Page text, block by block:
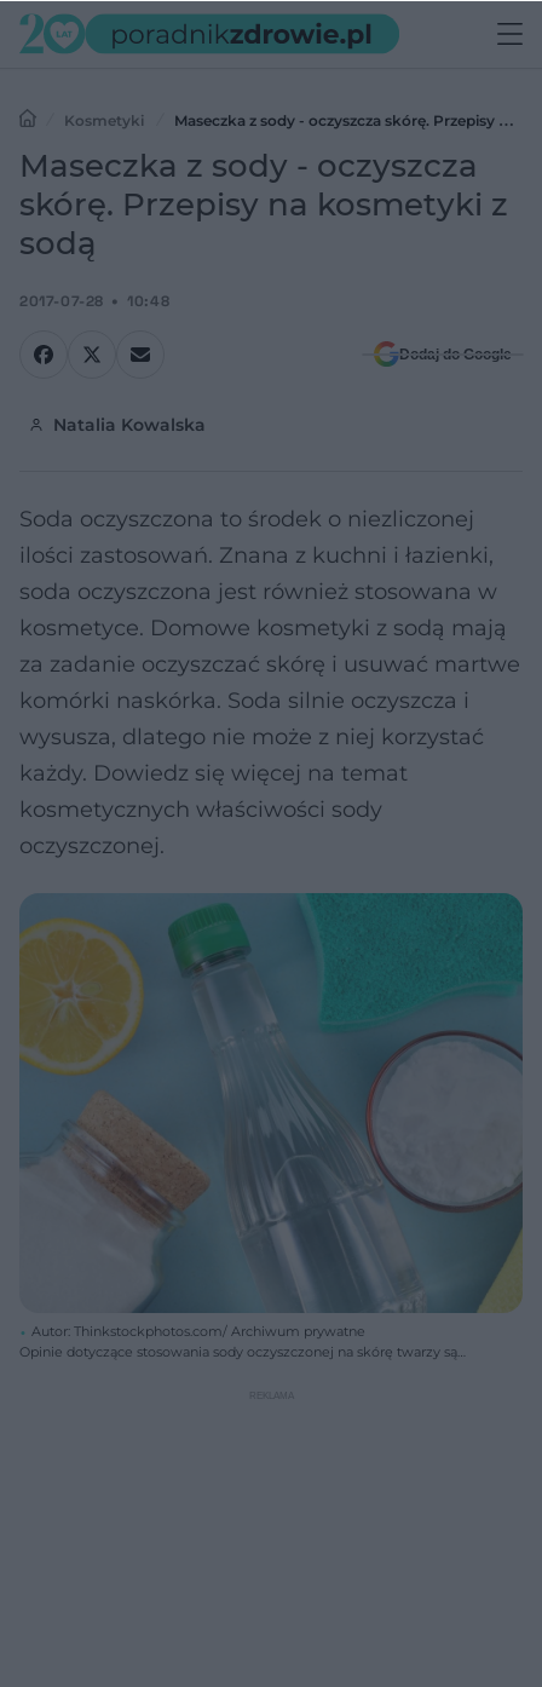
Kosmetyki
Maseczka z sody - oczyszcza skórę. Przepisy na
kosmetyki z sodą
Maseczka z sody - oczyszcza
skórę. Przepisy na kosmetyki z
sodą
2017-07-28 10:48
Dodaj do Google
Natalia Kowalska
Soda oczyszczona to środek o niezliczonej
ilości zastosowań. Znana z kuchni i łazienki,
soda oczyszczona jest również stosowana w
kosmetyce. Domowe kosmetyki z sodą mają
za zadanie oczyszczać skórę i usuwać martwe
komórki naskórka. Soda silnie oczyszcza i
wysusza, dlatego nie może z niej korzystać
każdy. Dowiedz się więcej na temat
kosmetycznych właściwości sody
oczyszczonej.
Autor: Thinkstockphotos.com/ Archiwum prywatne
Opinie dotyczące stosowania sody oczyszczonej na skórę twarzy są